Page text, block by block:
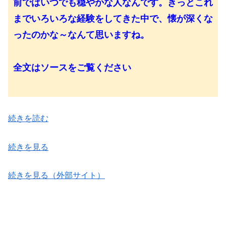
前ではいつでも穏やかな人なんです。きっとこれ
までいろいろな経験をしてきた中で、懐が深くな
ったのかな～なんて思いますね。
全文はソースをご覧ください
続きを読む
続きを見る
続きを見る（外部サイト）